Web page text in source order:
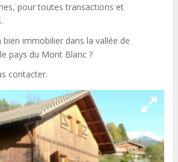
pour toutes transactions et
bien immobilier dans la vallée de
pays du Mont Blanc ?
contacter.